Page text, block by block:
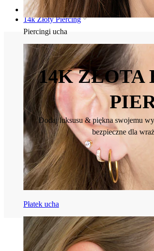
Piercingi ucha
Płatek ucha
Strona główna
14k Złoty Piercing
14K ZŁOTA
Dodaj luksusu & piękna swojemu
bezpieczne dla
Ucho Nos